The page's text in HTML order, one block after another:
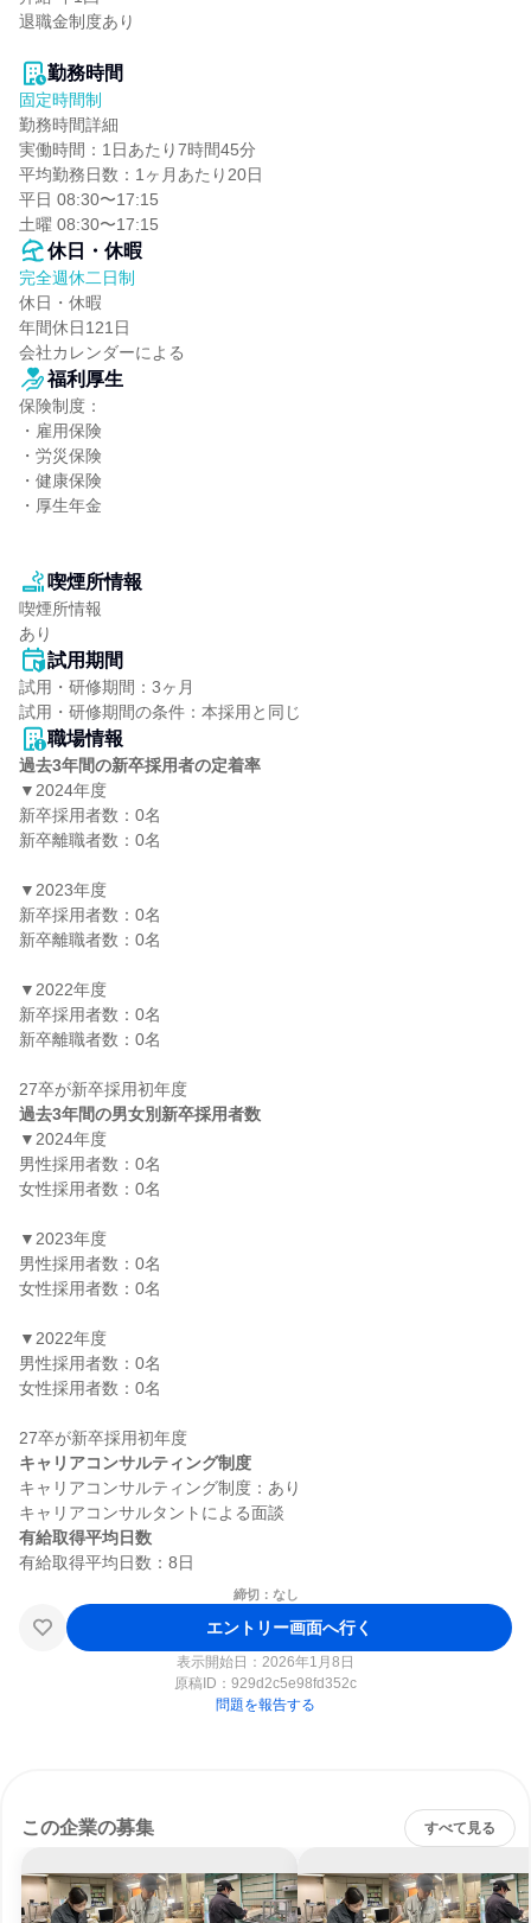
退職金制度あり
勤務時間
固定時間制
勤務時間詳細
実働時間：1日あたり7時間45分
平均勤務日数：1ヶ月あたり20日
平⽇ 08:30〜17:15
⼟曜 08:30〜17:15
休日・休暇
完全週休二日制
休日・休暇
年間休日121日
会社カレンダーによる
福利厚生
保険制度：
・雇用保険
・労災保険
・健康保険
・厚生年金
喫煙所情報
喫煙所情報
あり
試用期間
試用・研修期間：3ヶ月
職場情報
過去3年間の新卒採用者の定着率
▼2024年度
新卒採用者数：0名
新卒離職者数：0名
▼2023年度
新卒採用者数：0名
新卒離職者数：0名
▼2022年度
新卒採用者数：0名
新卒離職者数：0名
過去3年間の男女別新卒採用者数
▼2024年度
男性採用者数：0名
女性採用者数：0名
▼2023年度
男性採用者数：0名
女性採用者数：0名
▼2022年度
男性採用者数：0名
女性採用者数：0名
キャリアコンサルティング制度
キャリアコンサルティング制度：あり
有給取得平均日数
締切：なし
エントリー画面へ行く
表示開始日：2026年1月8日
原稿ID： 929d2c5e98fd352c
問題を報告する
この企業の募集 すべて見る